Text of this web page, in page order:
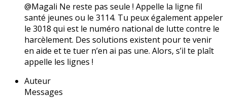
@Magali Ne reste pas seule ! Appelle la ligne fil
santé jeunes ou le 3114. Tu peux également appeler
le 3018 qui est le numéro national de lutte contre le
harcèlement. Des solutions existent pour te venir
en aide et te tuer n’en ai pas une. Alors, s’il te plaît
appelle les lignes !
Auteur
Messages